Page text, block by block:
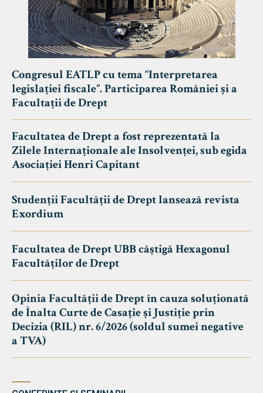
Congresul EATLP cu tema “Interpretarea
legislației fiscale”. Participarea României și a
Facultații de Drept
Facultatea de Drept a fost reprezentată la
Zilele Internaționale ale Insolvenței, sub egida
Asociației Henri Capitant
Studenții Facultății de Drept lansează revista
Exordium
Facultatea de Drept UBB câștigă Hexagonul
Facultăților de Drept
Opinia Facultății de Drept în cauza soluționată
de Înalta Curte de Casație și Justiție prin
Decizia (RIL) nr. 6/2026 (soldul sumei negative
a TVA)